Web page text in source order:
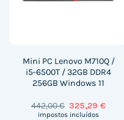
Mini PC Lenovo M710Q /
i5-6500T / 32GB DDR4
256GB Windows 11
442,00€ O
preço
325,29€O
impostos incluídos